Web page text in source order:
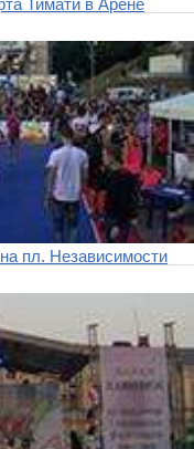
пл. Независимости